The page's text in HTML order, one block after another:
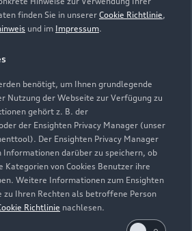
finden Sie in unserer Cookie Richtlinie,
und im Impressum.
benötigt, um Ihnen grundlegende
Nutzung der Webseite zur Verfügung zu
gehört z. B. der
der Ensighten Privacy Manager (unser
Der Ensighten Privacy Manager
Informationen darüber zu speichern, ob
Kategorien von Cookies Benutzer ihre
Weitere Informationen zum Ensighten
zu Ihren Rechten als betroffene Person
Richtlinie nachlesen.